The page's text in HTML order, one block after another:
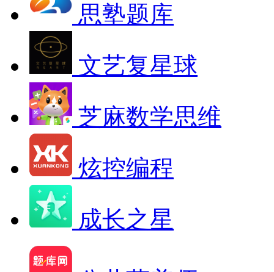
思塾题库
文艺复星球
芝麻数学思维
炫控编程
成长之星